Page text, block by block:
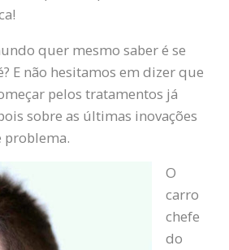
quer mesmo saber é se
E não hesitamos em dizer que
pelos tratamentos já
sobre as últimas inovações
problema.
O
carro
chefe
do